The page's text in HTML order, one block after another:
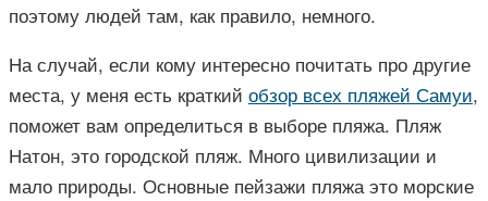
поэтому людей там, как правило, немного.
На случай, если кому интересно почитать про другие
места, у меня есть краткий обзор всех пляжей Самуи,
поможет вам определиться в выборе пляжа. Пляж
Натон, это городской пляж. Много цивилизации и
мало природы. Основные пейзажи пляжа это морские